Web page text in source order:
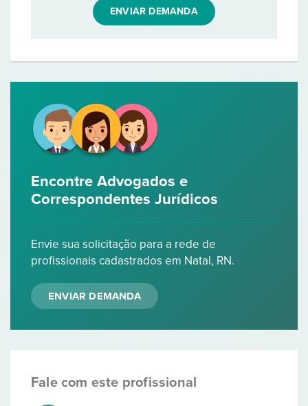
ENVIAR DEMANDA
Encontre Advogados e
Correspondentes Jurídicos
Envie sua solicitação para a rede de
profissionais cadastrados em Natal, RN.
ENVIAR DEMANDA
Fale com este profissional